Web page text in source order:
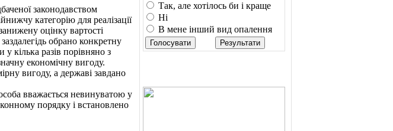
законодавством
категорію для реалізації
оцінку вартості
обрано конкретну
кілька разів порівняно з
економічну вигоду.
вигоду, а державі завдано
вважається невинуватою у
порядку і встановлено
Так, але хотілось би і краще
Ні
В мене інший вид опалення